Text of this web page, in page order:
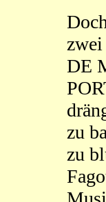
DE
zu
zu